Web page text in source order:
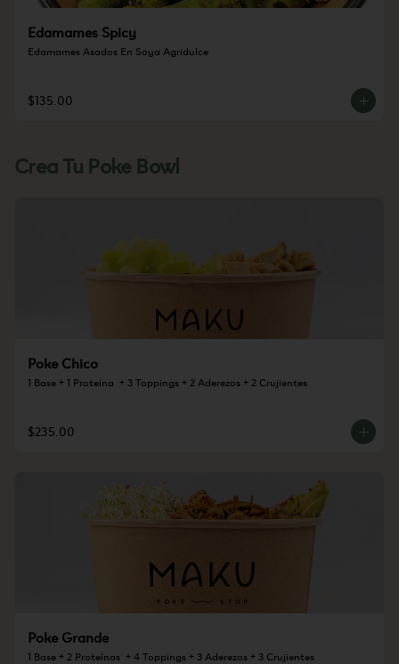
Edamames Spicy
Edamames Asados En Soya Agridulce
$135.00
Crea Tu Poke Bowl
Poke Chico
1 Base + 1 Proteína  + 3 Toppings + 2 Aderezos + 2 Crujientes
$235.00
Poke Grande
1 Base + 2 Proteínas  + 4 Toppings + 3 Aderezos + 3 Crujientes